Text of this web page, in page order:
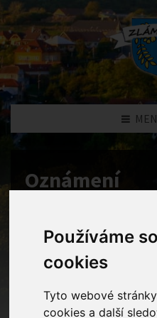
Používáme
cookies
Tyto webové
cookies a další
Oznámení
Organizační řád
Mateřská škola